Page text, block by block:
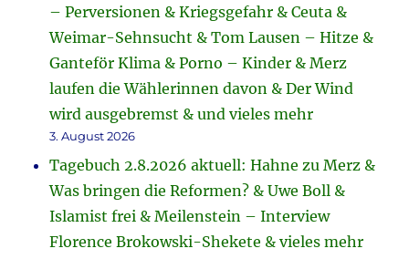
– Perversionen & Kriegsgefahr & Ceuta &
Weimar-Sehnsucht & Tom Lausen – Hitze &
Ganteför Klima & Porno – Kinder & Merz
laufen die Wählerinnen davon & Der Wind
wird ausgebremst & und vieles mehr
3. August 2026
Tagebuch 2.8.2026 aktuell: Hahne zu Merz &
Was bringen die Reformen? & Uwe Boll &
Islamist frei & Meilenstein – Interview
Florence Brokowski-Shekete & vieles mehr